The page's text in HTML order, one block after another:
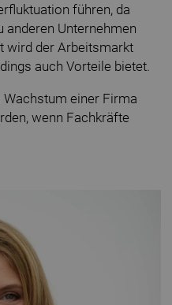
führen, da
anderen Unternehmen
wird der Arbeitsmarkt
auch Vorteile bietet.
einer Firma
wenn Fachkräfte